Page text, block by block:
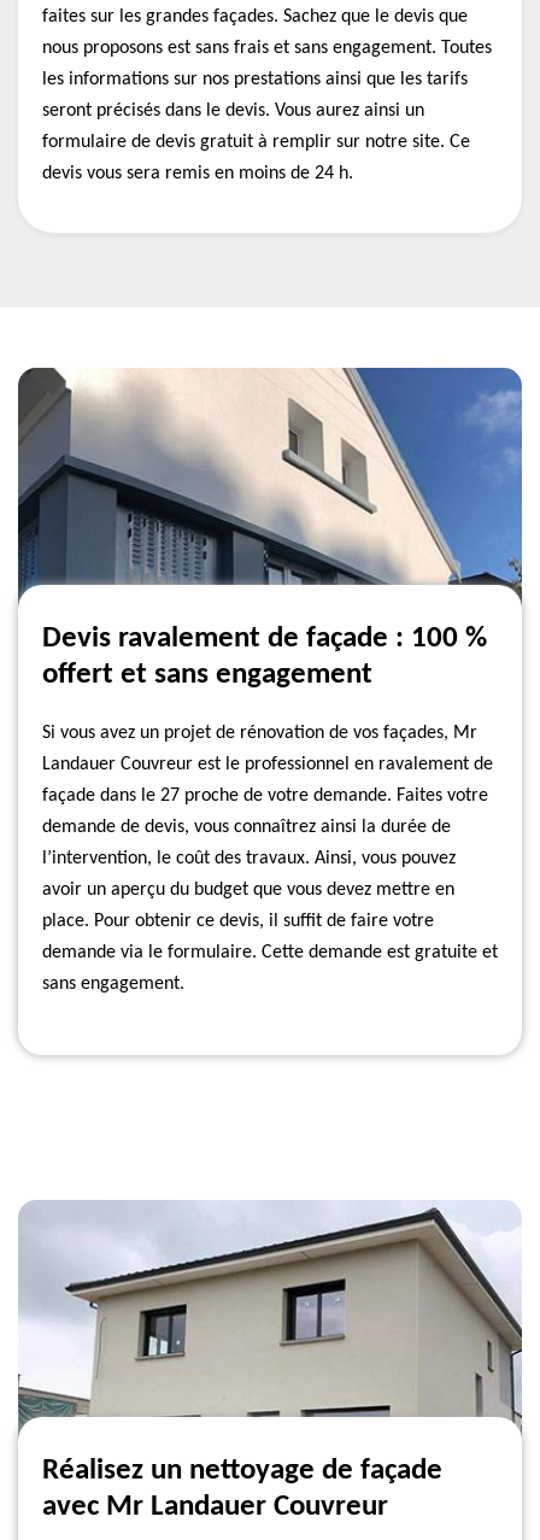
faites sur les grandes façades. Sachez que le devis que
nous proposons est sans frais et sans engagement. Toutes
les informations sur nos prestations ainsi que les tarifs
seront précisés dans le devis. Vous aurez ainsi un
formulaire de devis gratuit à remplir sur notre site. Ce
devis vous sera remis en moins de 24 h.
Devis ravalement de façade : 100 %
offert et sans engagement
Si vous avez un projet de rénovation de vos façades, Mr
Landauer Couvreur est le professionnel en ravalement de
façade dans le 27 proche de votre demande. Faites votre
demande de devis, vous connaîtrez ainsi la durée de
l’intervention, le coût des travaux. Ainsi, vous pouvez
avoir un aperçu du budget que vous devez mettre en
place. Pour obtenir ce devis, il suffit de faire votre
demande via le formulaire. Cette demande est gratuite et
sans engagement.
Réalisez un nettoyage de façade
avec Mr Landauer Couvreur